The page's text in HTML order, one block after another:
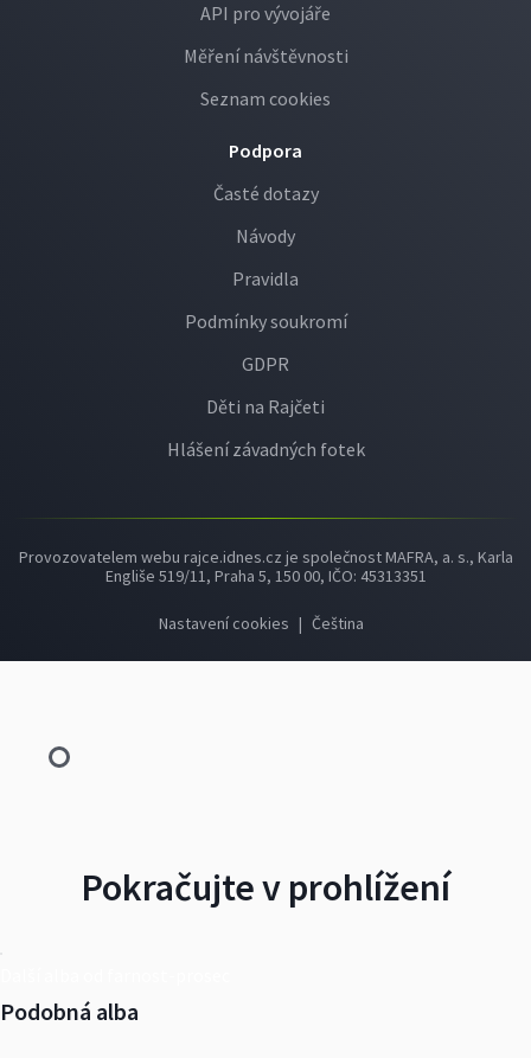
API pro vývojáře
Měření návštěvnosti
Seznam cookies
Podpora
Časté dotazy
Návody
Pravidla
Podmínky soukromí
GDPR
Děti na Rajčeti
Hlášení závadných fotek
Provozovatelem webu rajce.idnes.cz je společnost MAFRA, a. s., Karla
Engliše 519/11, Praha 5, 150 00, IČO: 45313351
Nastavení cookies | Čeština
Pokračujte v prohlížení
Podobná alba